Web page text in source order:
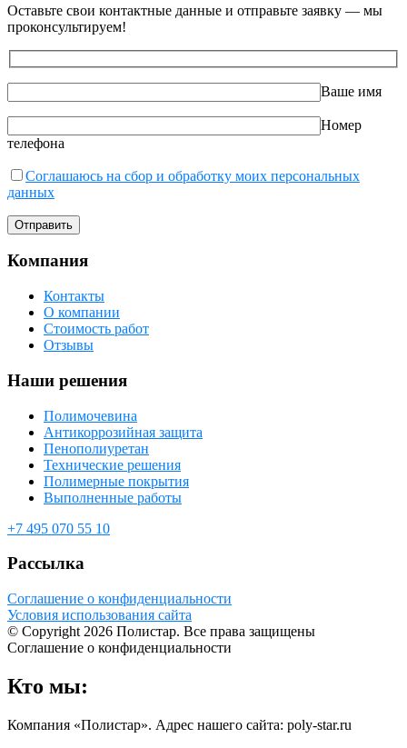
Оставьте свои контактные данные и отправьте заявку — мы
проконсультируем!
Ваше имя
Номер
телефона
Соглашаюсь на сбор и обработку моих персональных
данных
Компания
Контакты
О компании
Стоимость работ
Отзывы
Наши решения
Полимочевина
Антикоррозийная защита
Пенополиуретан
Технические решения
Полимерные покрытия
Выполненные работы
+7 495 070 55 10
Рассылка
Соглашение о конфиденциальности
Условия использования сайта
© Copyright 2026 Полистар. Все права защищены
Соглашение о конфиденциальности
Кто мы:
Компания «Полистар». Адрес нашего сайта: poly-star.ru